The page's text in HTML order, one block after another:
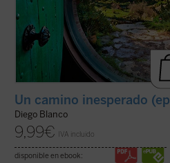
Un camino inesperado
Diego Blanco
9,99€ IVA incluido
disponible en ebook: